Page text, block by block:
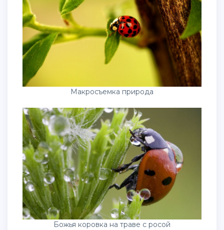
Макросъемка природа
Божья коровка на траве с росой